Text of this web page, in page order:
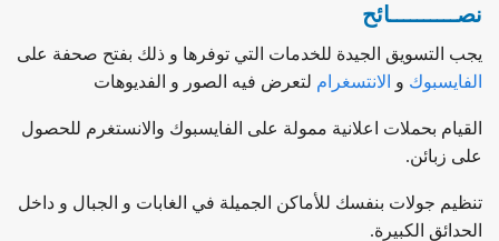
نصــــــــــائح
يجب التسويق الجيدة للخدمات التي توفرها و ذلك بفتح صحفة على
الفايسبوك و الانتسغرام لتعرض فيه الصور و الفديوهات
القيام بحملات اعلانية ممولة على الفايسبوك والانستغرم للحصول
على زبائن.
تنظيم جولات بنفسك للأماكن الجميلة في الغابات و الجبال و داخل
الحدائق الكبيرة.